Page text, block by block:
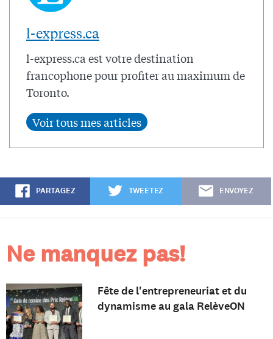
l-express.ca
l-express.ca est votre destination
francophone pour profiter au maximum de
Toronto.
PARTAGEZ TWEETEZ ENVOYEZ
Ne manquez pas!
Fête de l'entrepreneuriat et du
dynamisme au gala RelèveON